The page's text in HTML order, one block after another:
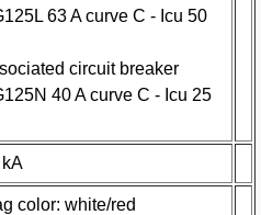
63 A curve C - Icu 50
circuit breaker
40 A curve C - Icu 25
color: white/red